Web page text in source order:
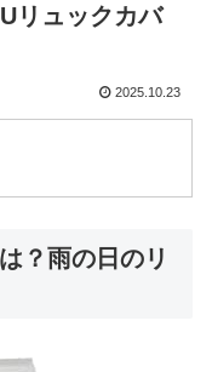
リュックカバ
2025.10.23
？雨の日のリ